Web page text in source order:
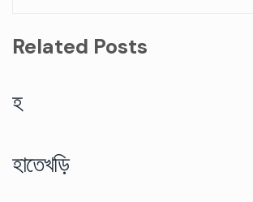
Related Posts
হ
হাতেখড়ি